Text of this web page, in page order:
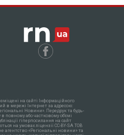
на сайті Інформаційного
в мережі Інтернет за адресою:
Новини». Передрук та будь-
повному або частковому об'ємі
гіперпосилання на сайт
нa умовах ліцензії CC-BY-SA ТОВ
агентство «Регіональні новини» та